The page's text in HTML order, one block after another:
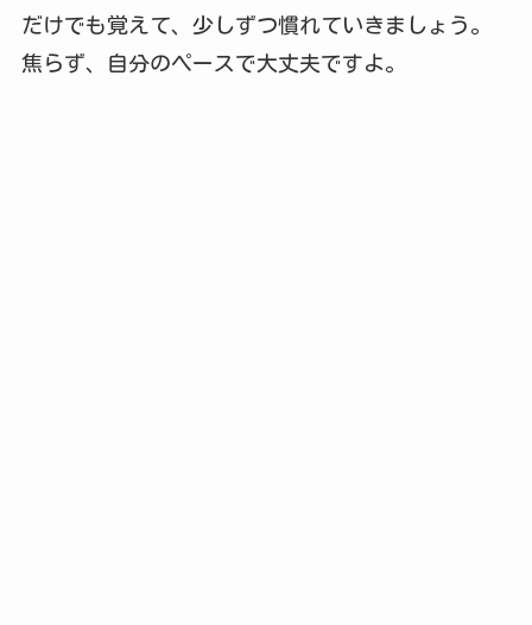
だけでも覚えて、少しずつ慣れていきましょう。
焦らず、自分のペースで大丈夫ですよ。